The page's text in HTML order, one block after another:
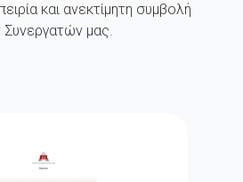
και ανεκτίμητη συμβολή
μας.